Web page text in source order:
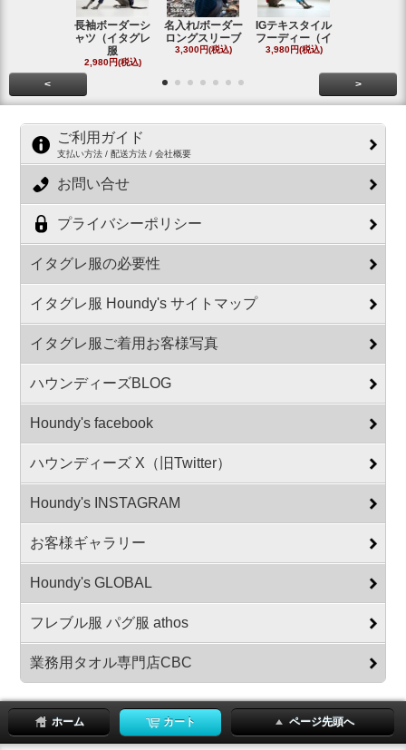
長袖ボーダーシ
ャツ（イタグレ
服
2,980円(税込)
名入れ/ボーダー
ロングスリーブ
3,300円(税込)
IGテキスタイル
フーディー（イ
3,980円(税込)
< >
ご利用ガイド
支払い方法 / 配送方法 / 会社概要
お問い合せ
プライバシーポリシー
イタグレ服の必要性
イタグレ服 Houndy's サイトマップ
イタグレ服ご着用お客様写真
ハウンディーズBLOG
Houndy's facebook
ハウンディーズ X（旧Twitter）
Houndy's INSTAGRAM
お客様ギャラリー
Houndy's GLOBAL
フレブル服 パグ服 athos
業務用タオル専門店CBC
ホーム カート ページ先頭へ